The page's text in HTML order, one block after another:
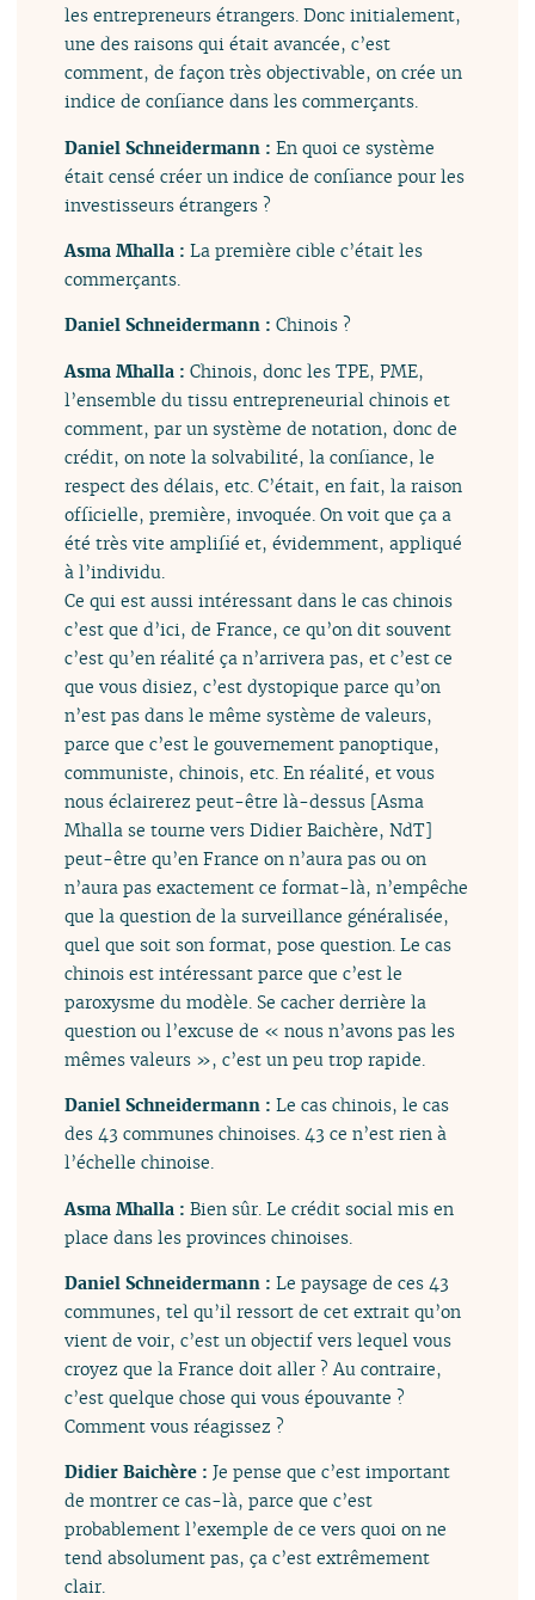
les entrepreneurs étrangers. Donc initialement,
une des raisons qui était avancée, c’est
comment, de façon très objectivable, on crée un
indice de confiance dans les commerçants.
Daniel Schneidermann :En quoi ce système
était censé créer un indice de confiance pour les
investisseurs étrangers ?
Asma Mhalla :La première cible c’était les
commerçants.
Daniel Schneidermann :Chinois ?
Asma Mhalla :Chinois, donc les TPE, PME,
l’ensemble du tissu entrepreneurial chinois et
comment, par un système de notation, donc de
crédit, on note la solvabilité, la confiance, le
respect des délais, etc. C’était, en fait, la raison
officielle, première, invoquée. On voit que ça a
été très vite amplifié et, évidemment, appliqué
à l’individu.
Ce qui est aussi intéressant dans le cas chinois
c’est que d’ici, de France, ce qu’on dit souvent
c’est qu’en réalité ça n’arrivera pas, et c’est ce
que vous disiez, c’est dystopique parce qu’on
n’est pas dans le même système de valeurs,
parce que c’est le gouvernement panoptique,
communiste, chinois, etc. En réalité, et vous
nous éclairerez peut-être là-dessus [Asma
Mhalla se tourne vers Didier Baichère, NdT]
peut-être qu’en France on n’aura pas ou on
n’aura pas exactement ce format-là, n’empêche
que la question de la surveillance généralisée,
quel que soit son format, pose question. Le cas
chinois est intéressant parce que c’est le
paroxysme du modèle. Se cacher derrière la
question ou l’excuse de « nous n’avons pas les
mêmes valeurs », c’est un peu trop rapide.
Daniel Schneidermann :Le cas chinois, le cas
des 43 communes chinoises. 43 ce n’est rien à
l’échelle chinoise.
Asma Mhalla :Bien sûr. Le crédit social mis en
place dans les provinces chinoises.
Daniel Schneidermann :Le paysage de ces 43
communes, tel qu’il ressort de cet extrait qu’on
vient de voir, c’est un objectif vers lequel vous
croyez que la France doit aller ? Au contraire,
c’est quelque chose qui vous épouvante ?
Comment vous réagissez ?
Didier Baichère :Je pense que c’est important
de montrer ce cas-là, parce que c’est
probablement l’exemple de ce vers quoi on ne
tend absolument pas, ça c’est extrêmement
clair.